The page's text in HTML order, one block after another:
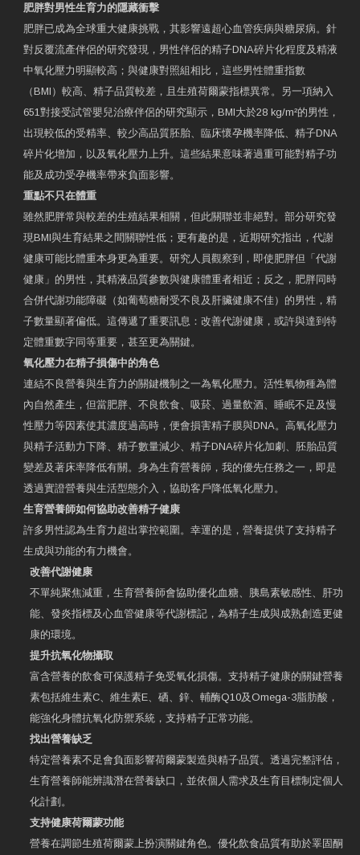
肥胖對男性生育力的隱藏衝擊
肥胖已成為全球重大健康挑戰，其影響遠超心血管疾病與糖尿病。針
對反覆流產伴侶的研究發現，男性伴侶的精子DNA碎片化程度及精液
中氧化壓力明顯較高；與健康對照組相比，這些男性體重指數
（BMI）較高、精子品質較差，且生殖荷爾蒙指標異常。另一項納入
651對接受試管嬰兒治療伴侶的研究顯示，BMI大於28 kg/m²的男性，
出現較低的受精率、較少高品質胚胎、臨床懷孕機率降低、精子DNA
碎片化增加，以及氧化壓力上升。這些結果意味著過重可能對精子功
能及成功受孕機率帶來負面影響。
重點不只在體重
雖然肥胖常與較差的生殖結果相關，但此關聯並非絕對。部分研究發
現BMI與生育結果之間關聯性低；更有趣的是，近期研究指出，代謝
健康可能比體重本身更為重要。研究人員觀察到，即使肥胖但「代謝
健康」的男性，其精液品質參數與健康體重者相近；反之，肥胖同時
合併代謝功能障礙（如葡萄糖耐受不良及肝臟健康不佳）的男性，精
子數量顯著偏低。這傳遞了重要訊息：改善代謝健康，或許與達到特
定體重數字同等重要，甚至更為關鍵。
氧化壓力在精子損傷中的角色
連結不良營養與生育力的關鍵機制之一為氧化壓力。活性氧物種為體
內自然產生，但當肥胖、不良飲食、吸菸、過量飲酒、睡眠不足及慢
性壓力等因素使其濃度過高時，便會損害精子膜與DNA。高氧化壓力
與精子活動力下降、精子數量減少、精子DNA碎片化加劇、胚胎品質
變差及著床率降低有關。身為生育營養師，我的優先任務之一，即是
透過實證營養與生活型態介入，協助客戶降低氧化壓力。
生育營養師如何協助改善精子健康
許多男性認為生育力超出掌控範圍。幸運的是，營養提供了支持精子
生成與功能的有力機會。
改善代謝健康
不單純聚焦減重，生育營養師會協助優化血糖、胰島素敏感性、肝功
能、發炎指標及心血管健康等代謝標記，為精子生成與成熟創造更健
康的環境。
提升抗氧化物攝取
富含營養的飲食可保護精子免受氧化損傷。支持精子健康的關鍵營養
素包括維生素C、維生素E、硒、鋅、輔酶Q10及Omega-3脂肪酸，
能強化身體抗氧化防禦系統，支持精子正常功能。
找出營養缺乏
特定營養素不足會負面影響荷爾蒙製造與精子品質。透過完整評估，
生育營養師能辨識潛在營養缺口，並依個人需求及生育目標制定個人
化計劃。
支持健康荷爾蒙功能
營養在調節生殖荷爾蒙上扮演關鍵角色。優化飲食品質有助於睪固酮